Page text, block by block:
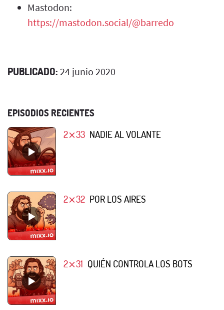
Mastodon:
https://mastodon.social/@barredo
PUBLICADO: 24 junio 2020
EPISODIOS RECIENTES
2⨯33 NADIE AL VOLANTE
2⨯32 POR LOS AIRES
2⨯31 QUIÉN CONTROLA LOS BOTS